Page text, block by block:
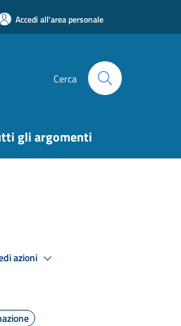
Accedi all'area personale
Cerca
gli argomenti
azioni